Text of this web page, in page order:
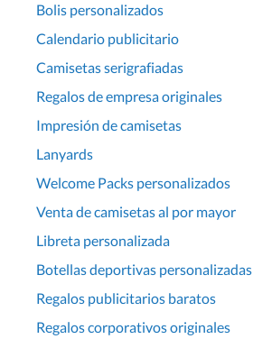
Bolis personalizados
Calendario publicitario
Camisetas serigrafiadas
Regalos de empresa originales
Impresión de camisetas
Lanyards
Welcome Packs personalizados
Venta de camisetas al por mayor
Libreta personalizada
Botellas deportivas personalizadas
Regalos publicitarios baratos
Regalos corporativos originales